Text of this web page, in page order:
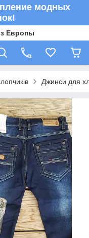
модных
Европы
Джинси для